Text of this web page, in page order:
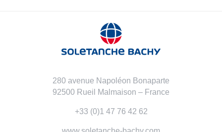
280 avenue Napoléon Bonaparte
92500 Rueil Malmaison – France
+33 (0)1 47 76 42 62